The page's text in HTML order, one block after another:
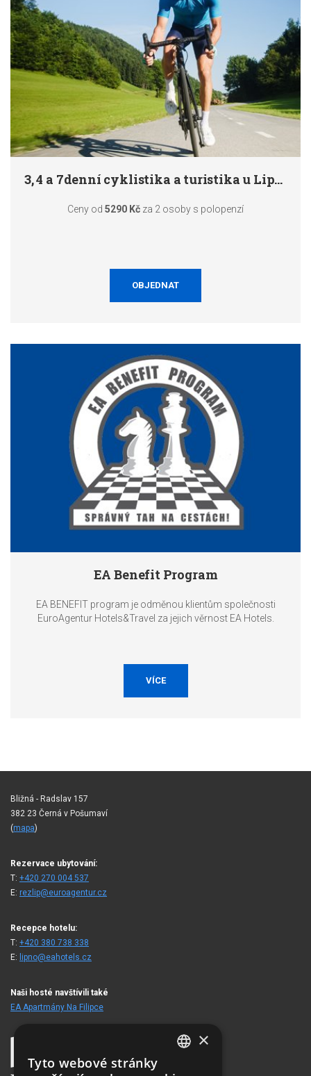
3, 4 a 7denní cyklistika a turistika u Lipna
Ceny od 5290 Kč za 2 osoby s polopenzí
OBJEDNAT
EA Benefit Program
EA BENEFIT program je odměnou klientům společnosti
EuroAgentur Hotels&Travel za jejich věrnost EA Hotels.
VÍCE
Bližná - Radslav 157
382 23 Černá v Pošumaví
(mapa)
Rezervace ubytování:
T: +420 270 004 537
E: rezlip@euroagentur.cz
Recepce hotelu:
T: +420 380 738 338
E: lipno@eahotels.cz
Naši hosté navštívili také
EA Apartmány Na Filipce
×
Tyto webové stránky